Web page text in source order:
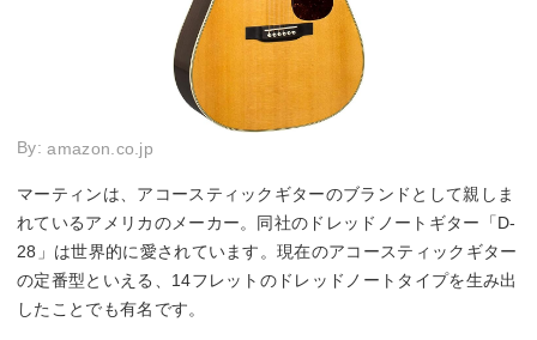
By:amazon.co.jp
マーティンは、アコースティックギターのブランドとして親しま
れているアメリカのメーカー。同社のドレッドノートギター「D-
28」は世界的に愛されています。現在のアコースティックギター
の定番型といえる、14フレットのドレッドノートタイプを生み出
したことでも有名です。